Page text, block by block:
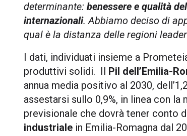
determinante: benessere e qualità
internazionali. Abbiamo deciso di
qual è la distanza delle regioni
I dati, individuati insieme a
produttivi solidi. Il Pil dell’Emilia-
annua media positivo al 2030,
assestarsi sullo 0,9%, in linea con
previsionale che dovrà tener conto
industrialein Emilia-Romagna dal